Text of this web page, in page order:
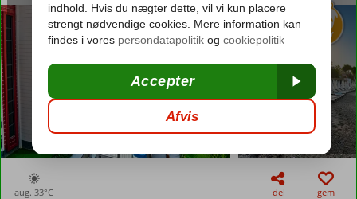
aug. 33°C del gem